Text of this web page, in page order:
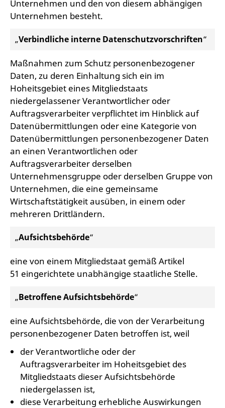
Unternehmen und den von diesem abhängigen
Unternehmen besteht.
„Verbindliche interne Datenschutzvorschriften“
Maßnahmen zum Schutz personenbezogener
Daten, zu deren Einhaltung sich ein im
Hoheitsgebiet eines Mitgliedstaats
niedergelassener Verantwortlicher oder
Auftragsverarbeiter verpflichtet im Hinblick auf
Datenübermittlungen oder eine Kategorie von
Datenübermittlungen personenbezogener Daten
an einen Verantwortlichen oder
Auftragsverarbeiter derselben
Unternehmensgruppe oder derselben Gruppe von
Unternehmen, die eine gemeinsame
Wirtschaftstätigkeit ausüben, in einem oder
mehreren Drittländern.
„Aufsichtsbehörde“
eine von einem Mitgliedstaat gemäß Artikel
51 eingerichtete unabhängige staatliche Stelle.
„Betroffene Aufsichtsbehörde“
eine Aufsichtsbehörde, die von der Verarbeitung
personenbezogener Daten betroffen ist, weil
der Verantwortliche oder der
Auftragsverarbeiter im Hoheitsgebiet des
Mitgliedstaats dieser Aufsichtsbehörde
niedergelassen ist,
diese Verarbeitung erhebliche Auswirkungen